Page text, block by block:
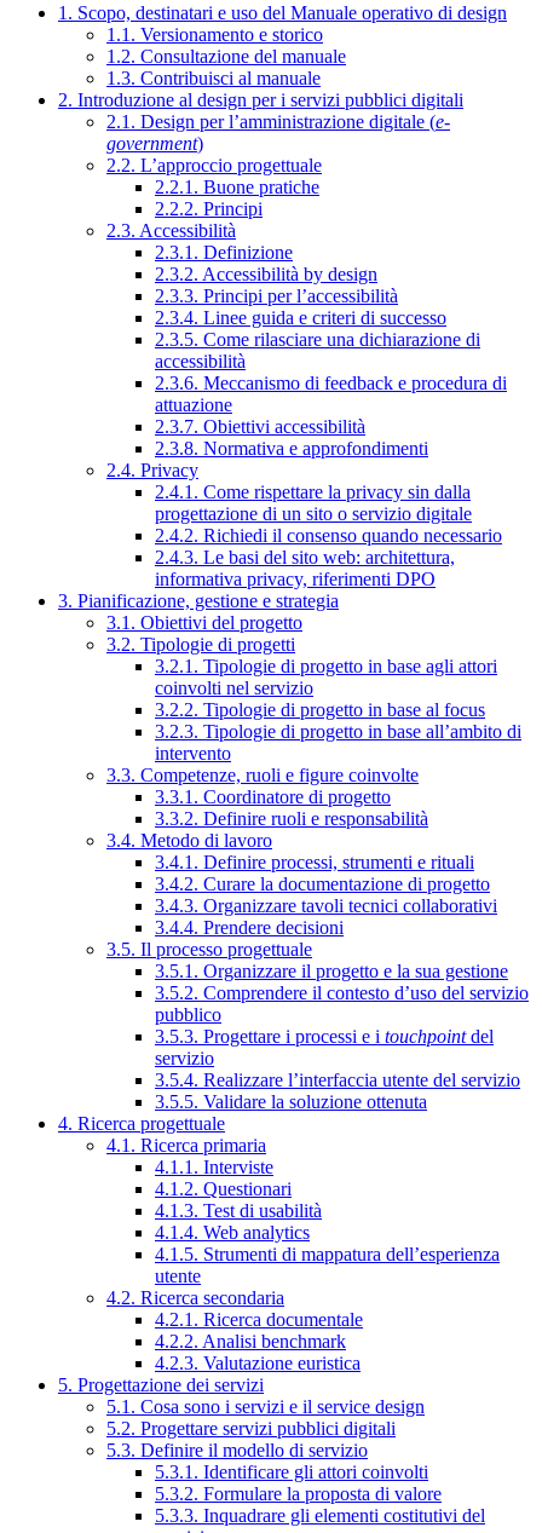
1. Scopo, destinatari e uso del Manuale operativo di design
1.1. Versionamento e storico
1.2. Consultazione del manuale
1.3. Contribuisci al manuale
2. Introduzione al design per i servizi pubblici digitali
2.1. Design per l’amministrazione digitale (e-
government)
2.2. L’approccio progettuale
2.2.1. Buone pratiche
2.2.2. Principi
2.3. Accessibilità
2.3.1. Definizione
2.3.2. Accessibilità by design
2.3.3. Principi per l’accessibilità
2.3.4. Linee guida e criteri di successo
2.3.5. Come rilasciare una dichiarazione di
accessibilità
2.3.6. Meccanismo di feedback e procedura di
attuazione
2.3.7. Obiettivi accessibilità
2.3.8. Normativa e approfondimenti
2.4. Privacy
2.4.1. Come rispettare la privacy sin dalla
progettazione di un sito o servizio digitale
2.4.2. Richiedi il consenso quando necessario
2.4.3. Le basi del sito web: architettura,
informativa privacy, riferimenti DPO
3. Pianificazione, gestione e strategia
3.1. Obiettivi del progetto
3.2. Tipologie di progetti
3.2.1. Tipologie di progetto in base agli attori
coinvolti nel servizio
3.2.2. Tipologie di progetto in base al focus
3.2.3. Tipologie di progetto in base all’ambito di
intervento
3.3. Competenze, ruoli e figure coinvolte
3.3.1. Coordinatore di progetto
3.3.2. Definire ruoli e responsabilità
3.4. Metodo di lavoro
3.4.1. Definire processi, strumenti e rituali
3.4.2. Curare la documentazione di progetto
3.4.3. Organizzare tavoli tecnici collaborativi
3.4.4. Prendere decisioni
3.5. Il processo progettuale
3.5.1. Organizzare il progetto e la sua gestione
3.5.2. Comprendere il contesto d’uso del servizio
pubblico
3.5.3. Progettare i processi e i touchpointdel
servizio
3.5.4. Realizzare l’interfaccia utente del servizio
3.5.5. Validare la soluzione ottenuta
4. Ricerca progettuale
4.1. Ricerca primaria
4.1.1. Interviste
4.1.2. Questionari
4.1.3. Test di usabilità
4.1.4. Web analytics
4.1.5. Strumenti di mappatura dell’esperienza
utente
4.2. Ricerca secondaria
4.2.1. Ricerca documentale
4.2.2. Analisi benchmark
4.2.3. Valutazione euristica
5. Progettazione dei servizi
5.1. Cosa sono i servizi e il service design
5.2. Progettare servizi pubblici digitali
5.3. Definire il modello di servizio
5.3.1. Identificare gli attori coinvolti
5.3.2. Formulare la proposta di valore
5.3.3. Inquadrare gli elementi costitutivi del